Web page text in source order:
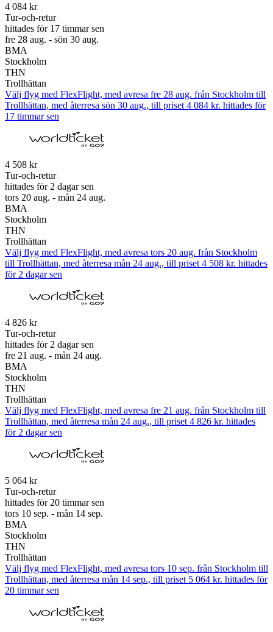
4 084 kr
Tur-och-retur
hittades för 17 timmar sen
fre 28 aug. - sön 30 aug.
BMA
Stockholm
THN
Trollhättan
Välj flyg med FlexFlight, med avresa fre 28 aug. från Stockholm till
Trollhättan, med återresa sön 30 aug., till priset 4 084 kr. hittades för
17 timmar sen
4 508 kr
Tur-och-retur
hittades för 2 dagar sen
tors 20 aug. - mån 24 aug.
BMA
Stockholm
THN
Trollhättan
Välj flyg med FlexFlight, med avresa tors 20 aug. från Stockholm
till Trollhättan, med återresa mån 24 aug., till priset 4 508 kr. hittades
för 2 dagar sen
4 826 kr
Tur-och-retur
hittades för 2 dagar sen
fre 21 aug. - mån 24 aug.
BMA
Stockholm
THN
Trollhättan
Välj flyg med FlexFlight, med avresa fre 21 aug. från Stockholm till
Trollhättan, med återresa mån 24 aug., till priset 4 826 kr. hittades
för 2 dagar sen
5 064 kr
Tur-och-retur
hittades för 20 timmar sen
tors 10 sep. - mån 14 sep.
BMA
Stockholm
THN
Trollhättan
Välj flyg med FlexFlight, med avresa tors 10 sep. från Stockholm till
Trollhättan, med återresa mån 14 sep., till priset 5 064 kr. hittades för
20 timmar sen